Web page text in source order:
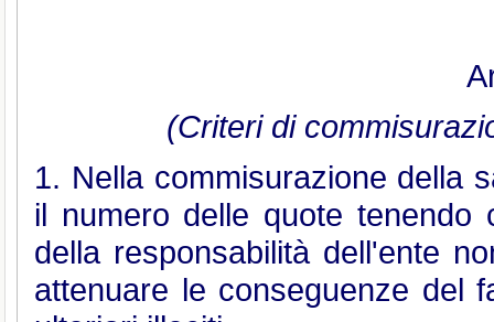
(Criteri di
1. Nella commisurazione della
il numero delle quote
della responsabilità dell'ente
attenuare le conseguenze del